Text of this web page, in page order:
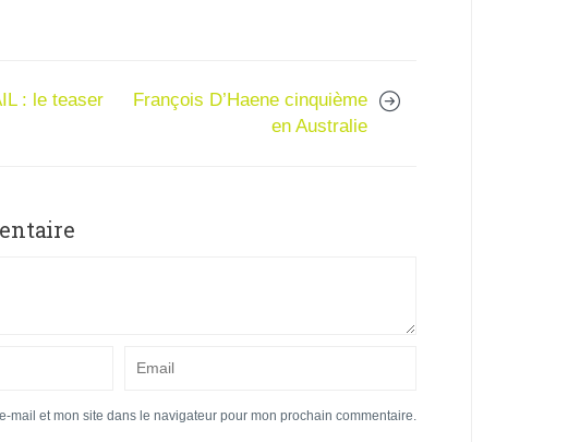
: le teaser
François D’Haene cinquième
en Australie
mail et mon site dans le navigateur pour mon prochain commentaire.